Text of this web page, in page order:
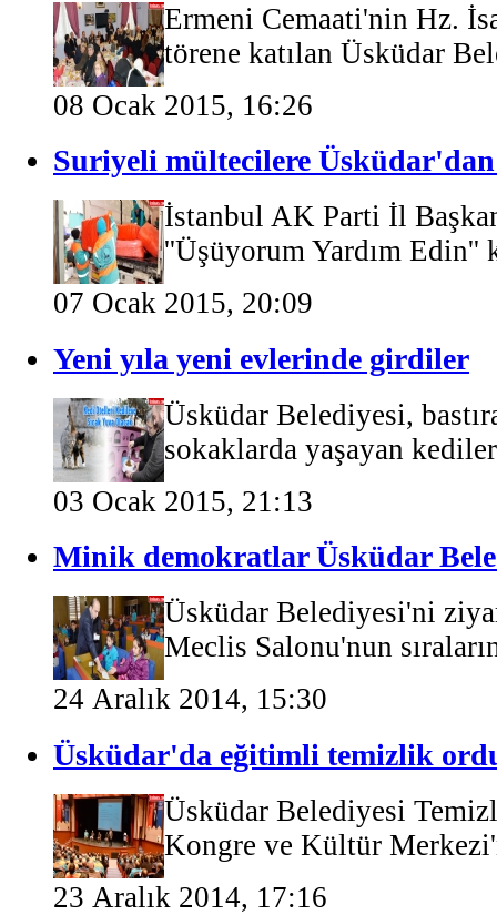
Ermeni Cemaati'nin Hz.
törene katılan Üsküdar
08 Ocak 2015, 16:26
Suriyeli mültecilere
İstanbul AK Parti İl
''Üşüyorum Yardım Edin''
07 Ocak 2015, 20:09
Yeni yıla yeni evlerinde girdiler
Üsküdar Belediyesi,
sokaklarda yaşayan
03 Ocak 2015, 21:13
Minik demokratlar Üsküdar
Üsküdar Belediyesi'ni
Meclis Salonu'nun
24 Aralık 2014, 15:30
Üsküdar'da eğitimli temizlik
Üsküdar Belediyesi
Kongre ve Kültür
23 Aralık 2014, 17:16